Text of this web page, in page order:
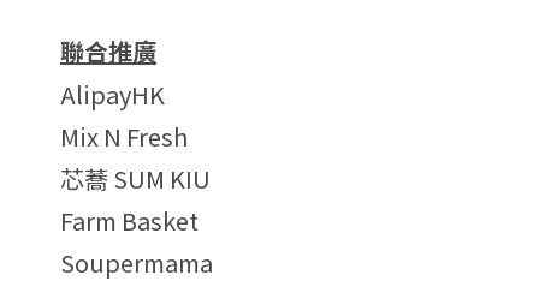
聯合推廣
AlipayHK
Mix N Fresh
芯蕎 SUM KIU
Farm Basket
Soupermama